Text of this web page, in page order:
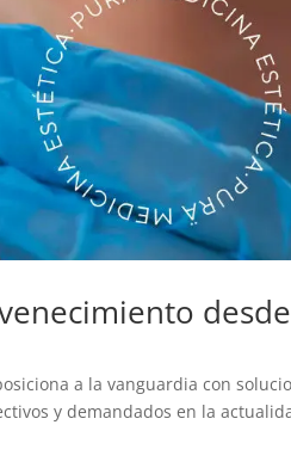
desde
a la vanguardia con
y demandados en la